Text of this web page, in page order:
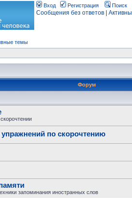
Вход Регистрация Поиск
Сообщения без ответов
темы
Форум
по скорочтению
запоминания иностранных слов